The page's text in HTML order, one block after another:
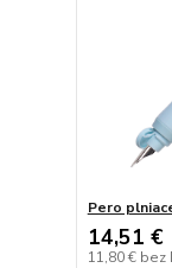
Pero
14,51 €
11,80 € bez